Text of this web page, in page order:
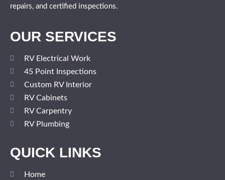
repairs, and certified inspections.
OUR SERVICES
RV Electrical Work
45 Point Inspections
Custom RV Interior
RV Cabinets
RV Carpentry
RV Plumbing
QUICK LINKS
Home